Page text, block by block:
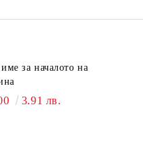
за началото на
3.91 лв.